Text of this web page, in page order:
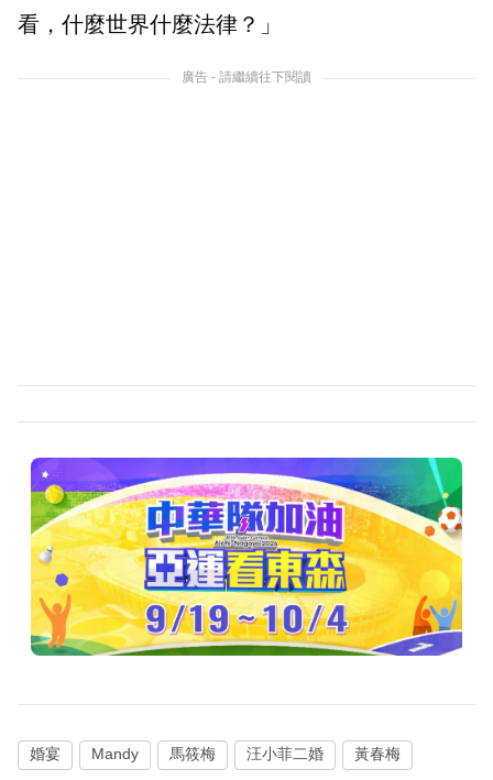
看，什麼世界什麼法律？」
廣告 - 請繼續往下閱讀
婚宴 Mandy 馬筱梅 汪小菲二婚 黃春梅